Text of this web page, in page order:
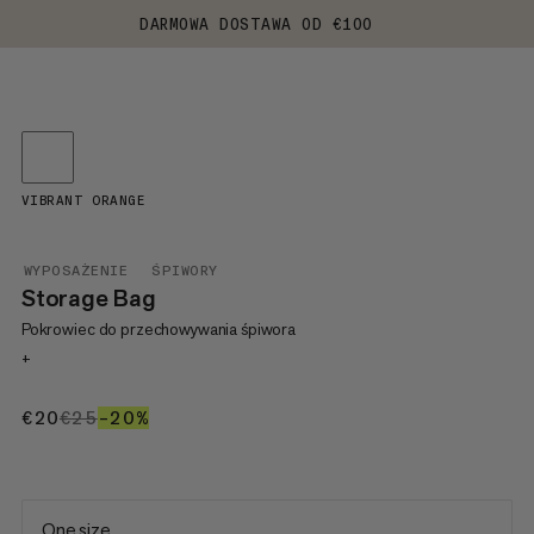
DARMOWA DOSTAWA OD €100
WYPOSAŻENIE ŚPIWORY
Storage Bag
Pokrowiec do przechowywania śpiwora
+
€20€20
€25€25
–20%
VIBRANT ORANGE